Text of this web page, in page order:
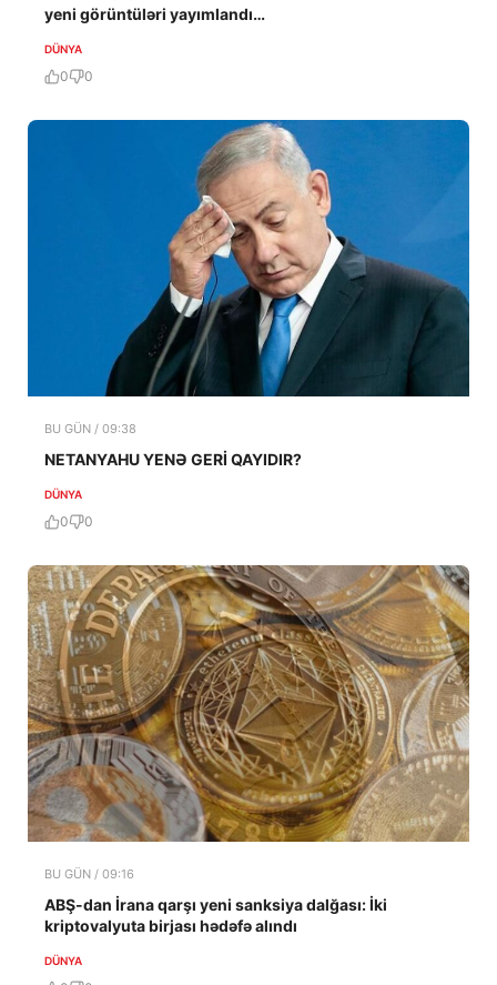
yeni görüntüləri yayımlandı…
DÜNYA
0 0
BU GÜN / 09:38
NETANYAHU YENƏ GERİ QAYIDIR?
DÜNYA
0 0
BU GÜN / 09:16
ABŞ-dan İrana qarşı yeni sanksiya dalğası: İki
kriptovalyuta birjası hədəfə alındı
DÜNYA